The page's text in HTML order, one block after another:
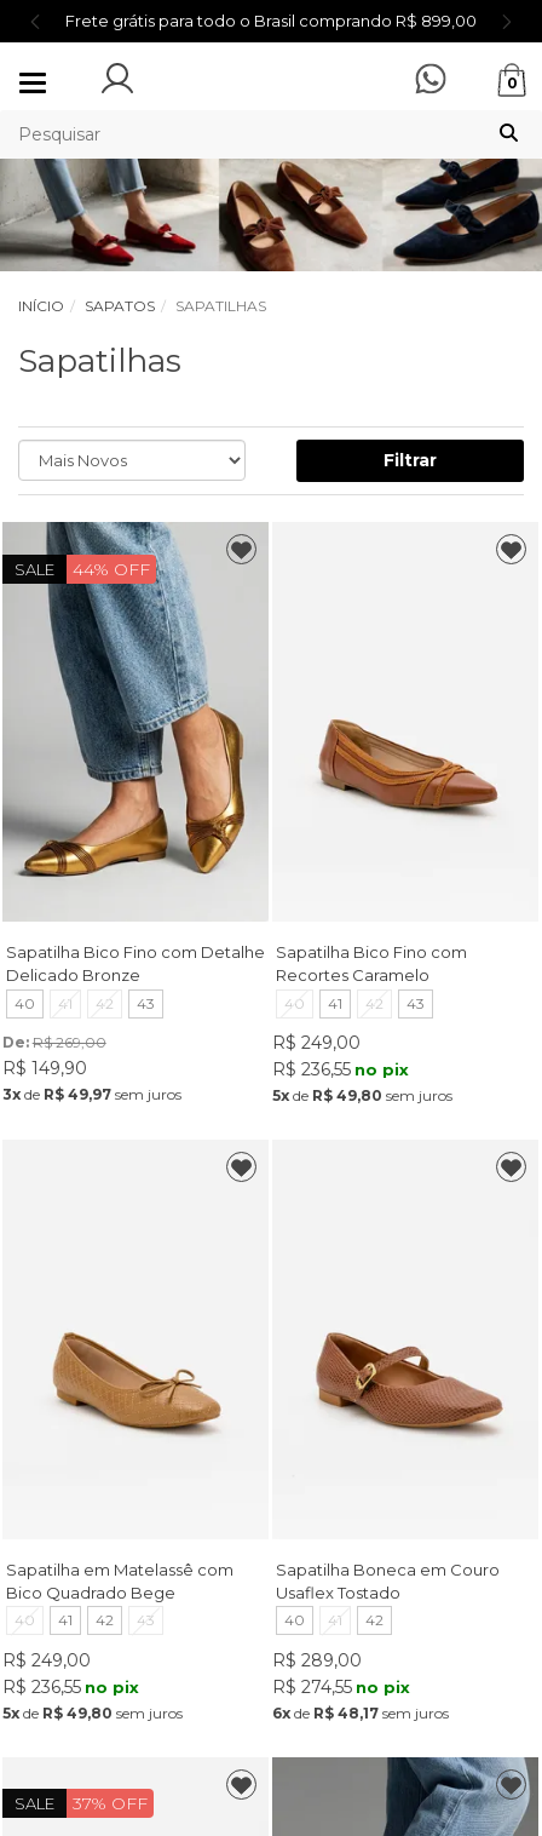
Frete grátis para todo o Brasil comprando R$ 899,00
Mudar
0
INÍCIO SAPATOS SAPATILHAS
Sapatilhas
Filtrar
SALE 44% OFF
Sapatilha Bico Fino com Detalhe
Delicado Bronze
40 41 42 43
De: R$ 269,00
R$ 149,90
3xde R$ 49,97sem juros
Sapatilha Bico Fino com
Recortes Caramelo
40 41 42 43
R$ 249,00
R$ 236,55 no pix
5x de R$ 49,80 sem juros
Sapatilha em Matelassê com
Bico Quadrado Bege
40 41 42 43
R$ 249,00
R$ 236,55 no pix
5xde R$ 49,80 sem juros
Sapatilha Boneca em Couro
Usaflex Tostado
40 41 42
R$ 289,00
R$ 274,55 no pix
6x de R$ 48,17 sem juros
SALE 37% OFF